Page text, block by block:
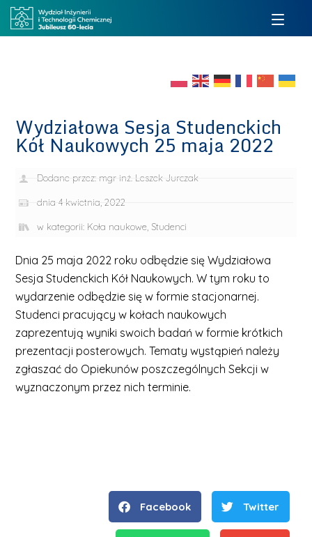
Wydziałowa Sesja Studenckich
Kół Naukowych 25 maja 2022
Dodane przez: mgr inż. Leszek Jurczak
dnia 4 kwietnia, 2022
w kategorii: Koła naukowe, Studenci
Dnia 25 maja 2022 roku odbędzie się Wydziałowa
Sesja Studenckich Kół Naukowych. W tym roku to
wydarzenie odbędzie się w formie stacjonarnej.
Studenci pracujący w kołach naukowych
zaprezentują wyniki swoich badań w formie krótkich
prezentacji posterowych. Tematy wystąpień należy
zgłaszać do Opiekunów poszczególnych Sekcji w
wyznaczonym przez nich terminie.
Facebook Twitter